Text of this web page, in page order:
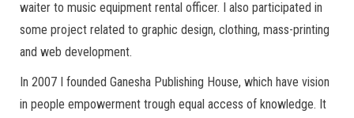
waiter to music equipment rental officer. I also participated in
some project related to graphic design, clothing, mass-printing
and web development.
In 2007 I founded Ganesha Publishing House, which have vision
in people empowerment trough equal access of knowledge. It